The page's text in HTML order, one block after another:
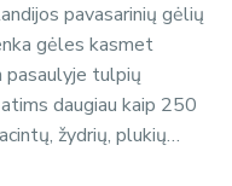
pavasarinių gėlių
gėles kasmet
pasaulyje tulpių
daugiau kaip 250
žydrių, plukių…